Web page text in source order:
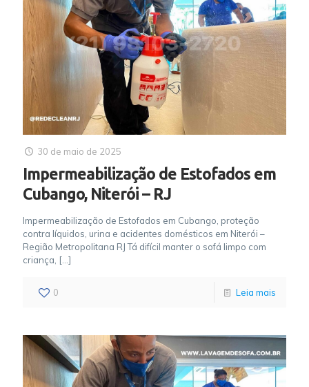
30 de maio de 2025
Impermeabilização de Estofados em
Cubango, Niterói – RJ
Impermeabilização de Estofados em Cubango, proteção
contra líquidos, urina e acidentes domésticos em Niterói –
Região Metropolitana RJ Tá difícil manter o sofá limpo com
criança, […]
0 Leia mais